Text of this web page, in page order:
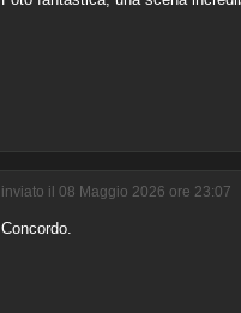
inviato il 08 Maggio 2026 ore 23:07
Concordo.